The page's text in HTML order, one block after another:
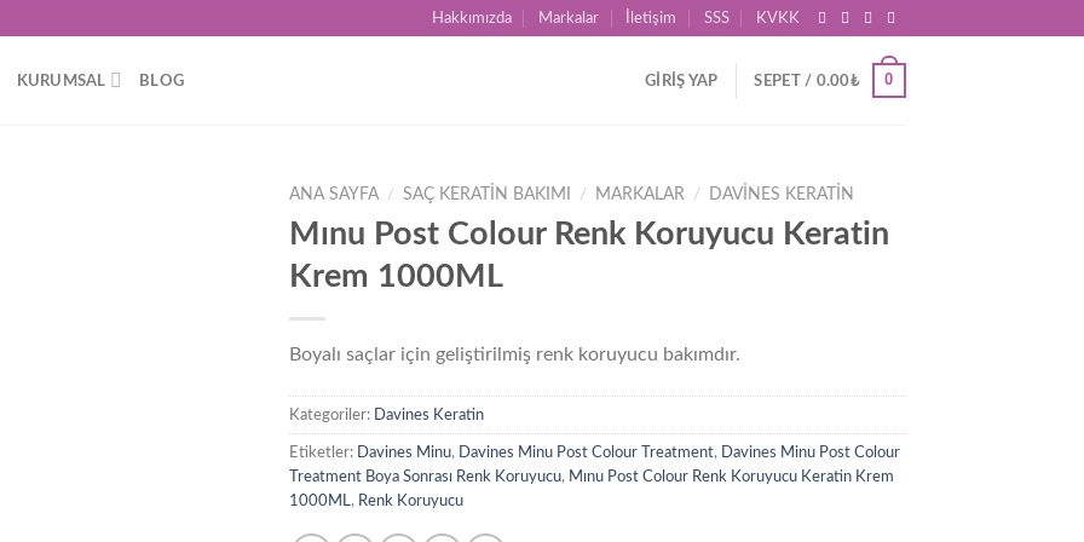
Hakkımızda Markalar İletişim SSS KVKK
KURUMSAL BLOG GIRIŞ YAP SEPET / 0.00₺ 0
ANA SAYFA / SAÇ KERATİN BAKIMI / MARKALAR / DAVINES KERATIN
Mınu Post Colour Renk Koruyucu Keratin
Krem 1000ML
Boyalı saçlar için geliştirilmiş renk koruyucu bakımdır.
Kategoriler: Davines Keratin
Etiketler: Davines Minu, Davines Minu Post Colour Treatment,
Davines Minu Post Colour
Treatment Boya Sonrası Renk Koruyucu, Mınu Post Colour Renk Koruyucu Keratin Krem
1000ML , Renk Koruyucu